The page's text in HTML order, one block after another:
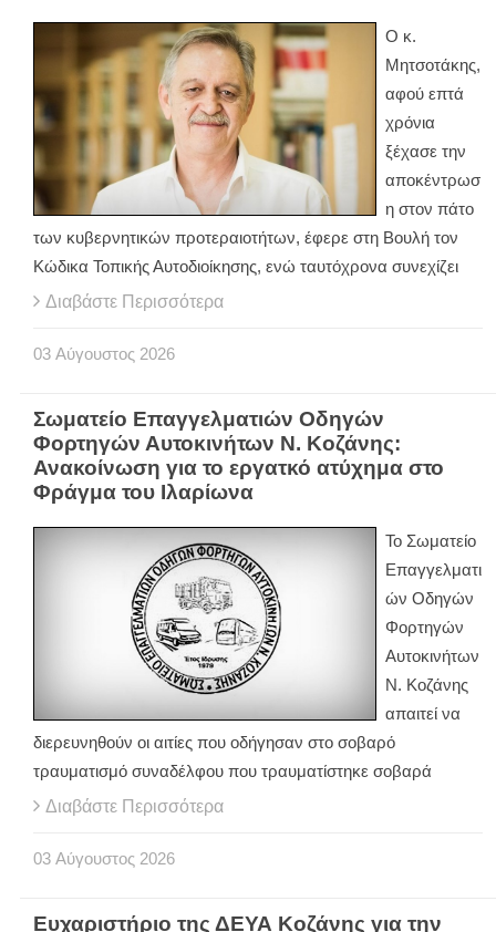
Ο κ.
Μητσοτάκης,
αφού επτά
χρόνια
ξέχασε την
αποκέντρωσ
η στον πάτο
των κυβερνητικών προτεραιοτήτων, έφερε στη Βουλή τον
Κώδικα Τοπικής Αυτοδιοίκησης, ενώ ταυτόχρονα συνεχίζει
Διαβάστε Περισσότερα
03 Αύγουστος 2026
Σωματείο Επαγγελματιών Οδηγών
Φορτηγών Αυτοκινήτων Ν. Κοζάνης:
Ανακοίνωση για το εργατκό ατύχημα στο
Φράγμα του Ιλαρίωνα
Το Σωματείο
Επαγγελματι
ών Οδηγών
Φορτηγών
Αυτοκινήτων
Ν. Κοζάνης
απαιτεί να
διερευνηθούν οι αιτίες που οδήγησαν στο σοβαρό
τραυματισμό συναδέλφου που τραυματίστηκε σοβαρά
Διαβάστε Περισσότερα
03 Αύγουστος 2026
Ευχαριστήριο της ΔΕΥΑ Κοζάνης για την